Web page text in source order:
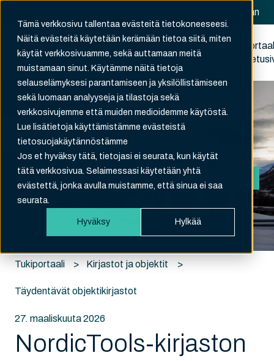
Tämä verkkosivu tallentaa evästeitä tietokoneeseesi.
Näitä evästeitä käytetään kerämään tietoa siitä, miten
käytät verkkosivuamme, sekä auttamaan meitä
muistamaan sinut. Käytämme näitä tietoja
selauselämyksesi parantamiseen ja yksilöllistämiseen
sekä luomaan analyyseja ja tilastoja sekä
verkkosivujemme että muiden medioidemme käytöstä.
Lue lisätietoja käyttämistämme evästeistä
tietosuojakäytännöstämme
Jos et hyväksy tätä, tietojasi ei seurata, kun käytät
tätä verkkosivua. Selaimessasi käytetään yhtä
evästettä, jonka avulla muistamme, että sinua ei saa
seurata.
Hyväksy Hylkää
Kirjaudu sisään
Kirjaudu
ulos
Hei. Kuinka voimme auttaa?
Ehdotuksia ei ole, koska hakukenttä on tyhjä.
Tukiportaali Kirjastot ja objektit
Täydentävät objektikirjastot
27. maaliskuuta 2026
NordicTools-kirjaston